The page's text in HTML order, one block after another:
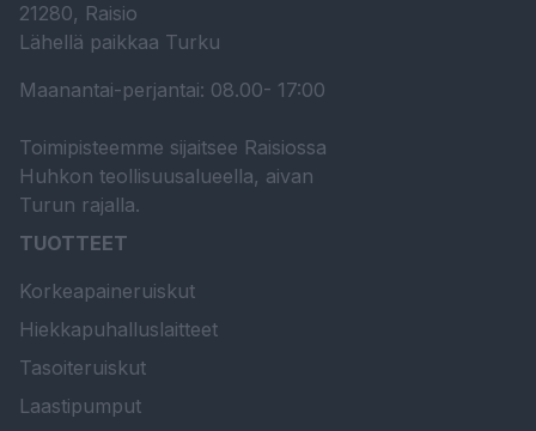
21280, Raisio
Lähellä paikkaa Turku
Maanantai-perjantai: 08.00- 17:00
Toimipisteemme sijaitsee Raisiossa
Huhkon teollisuusalueella, aivan
Turun rajalla.
TUOTTEET
Korkeapaineruiskut
Hiekkapuhalluslaitteet
Tasoiteruiskut
Laastipumput